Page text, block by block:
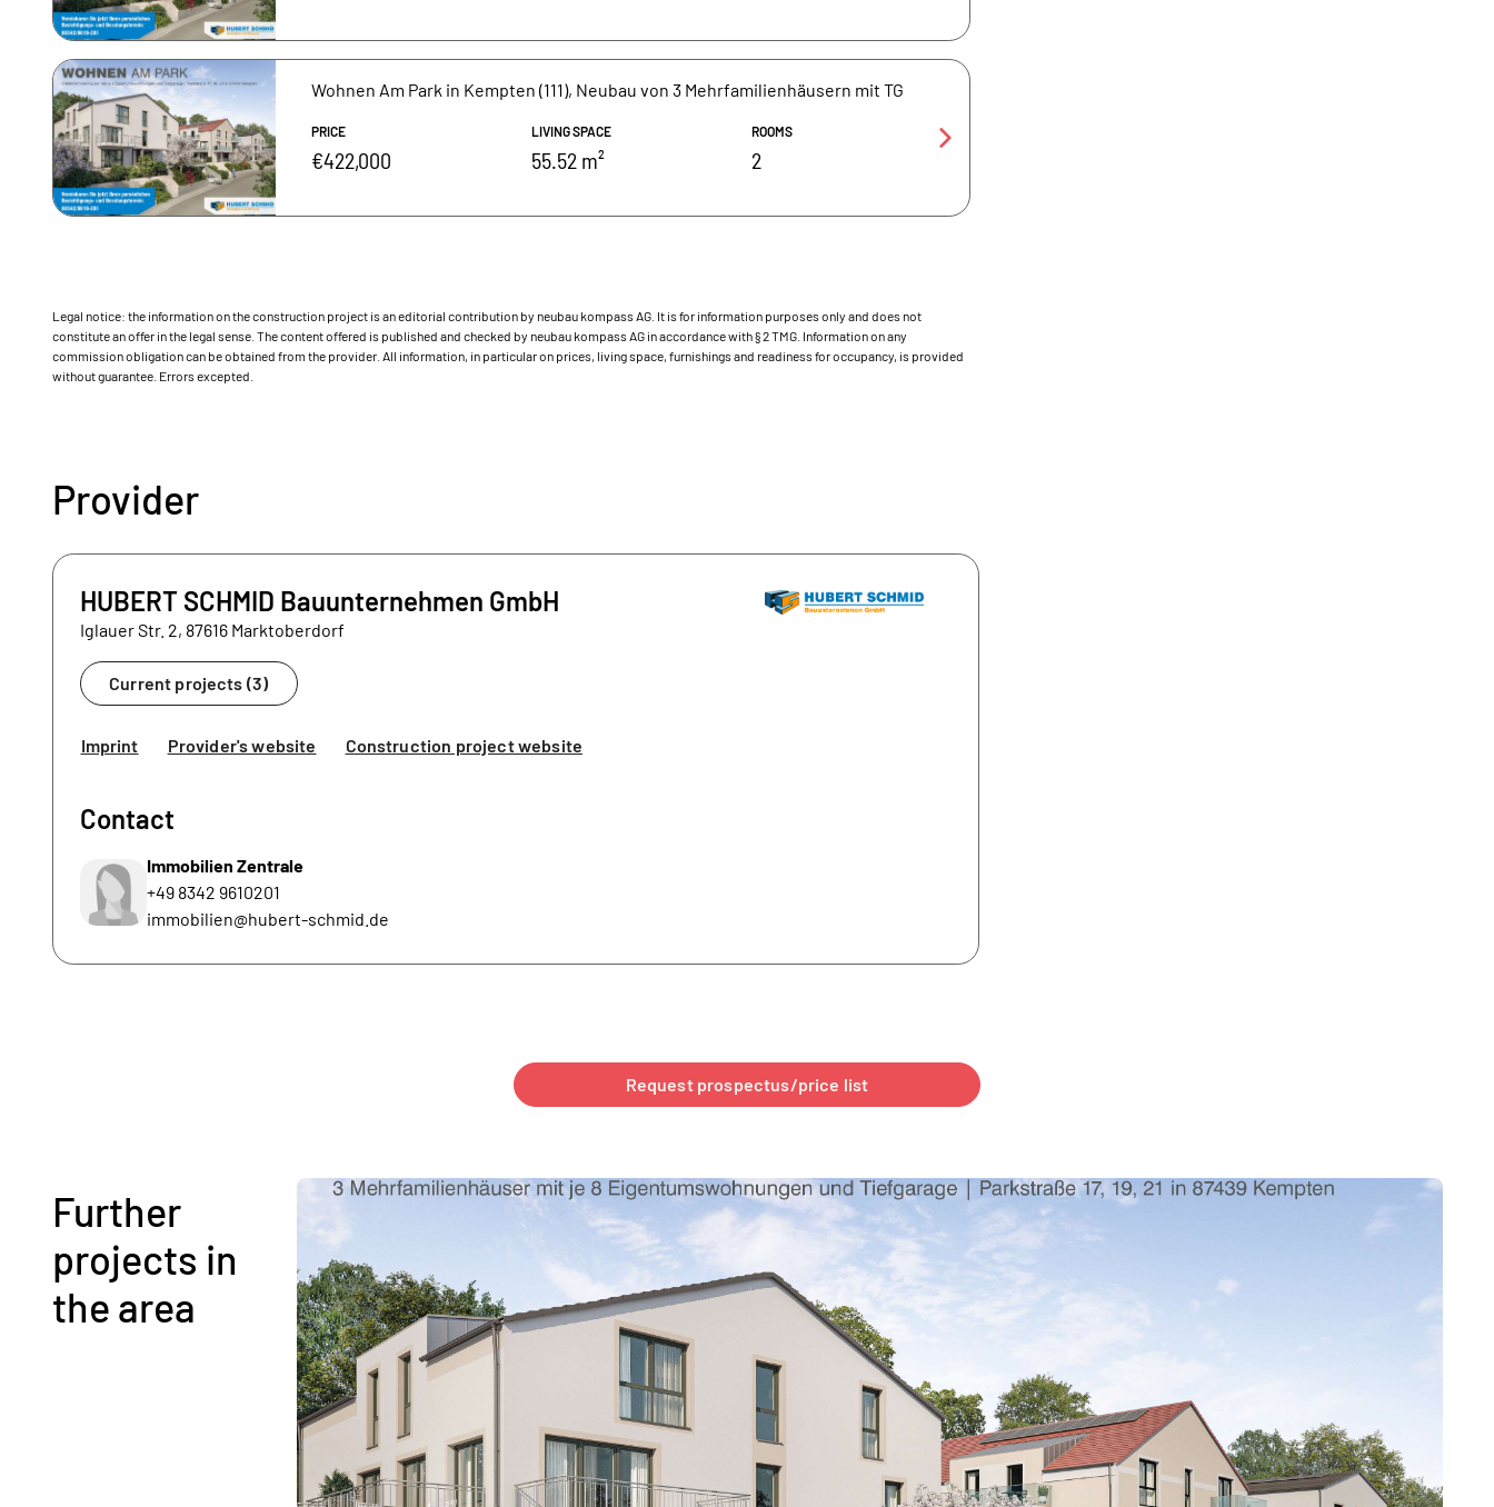
Wohnen Am Park in Kempten (111), Neubau von 3 Mehrfamilienhäusern mit TG
PRICE
€422,000
LIVING SPACE
55.52 m²
ROOMS
2
Legal notice: the information on the construction project is an editorial contribution by neubau kompass AG. It is for information purposes only and does not
constitute an offer in the legal sense. The content offered is published and checked by neubau kompass AG in accordance with § 2 TMG. Information on any
commission obligation can be obtained from the provider. All information, in particular on prices, living space, furnishings and readiness for occupancy, is provided
without guarantee. Errors excepted.
Provider
HUBERT SCHMID Bauunternehmen GmbH
Iglauer Str. 2, 87616 Marktoberdorf
Current projects (3)
Imprint Provider's website Construction project website
Contact
Immobilien Zentrale
+49 8342 9610201
immobilien@hubert-schmid.de
Request prospectus/price list
Further
projects in
the area